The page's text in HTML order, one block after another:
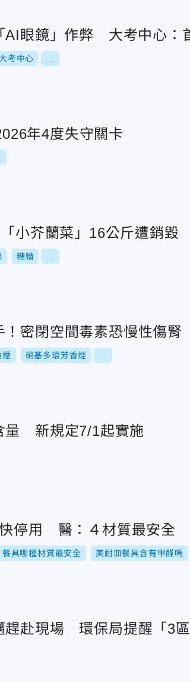
AI眼鏡」作弊 大考中心：
大考中心
年4度失守關卡
小芥蘭菜」16公斤遭銷毀
糖精
密閉空間毒素恐慢性傷腎
煙 硝基多環芳香烴
量 新規定7/1起實施
停用 醫：４材質最安全
餐具哪種材質最安全 美耐皿餐具含有甲醛嗎
趕赴現場 環保局提醒「3